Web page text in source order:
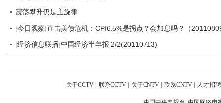
震荡攀升仍是主旋律
[今日观察]直击美债危机：CPI6.5%是拐点？会加息吗？（
[经济信息联播]中国经济半年报 2/2(20110713)
关于CCTV | 联系CCTV | 关于CNTV | 联系CNTV | 人才招聘